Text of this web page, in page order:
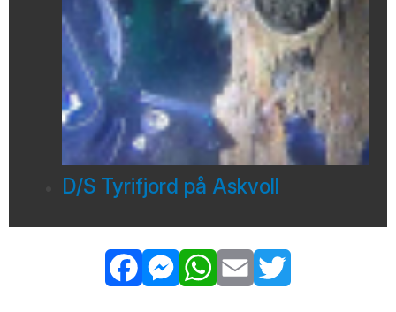
D/S Tyrifjord på Askvoll